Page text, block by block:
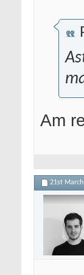
Am
21st March